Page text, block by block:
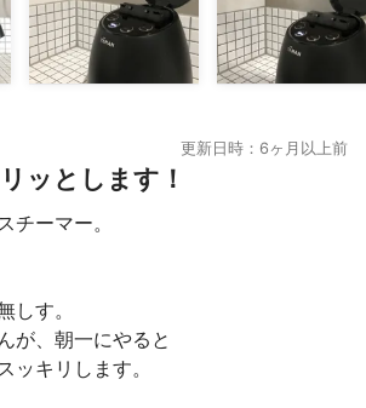
更新日時：6ヶ月以上前
ッとします！
チーマー。
しす。
が、朝一にやると
ッキリします。